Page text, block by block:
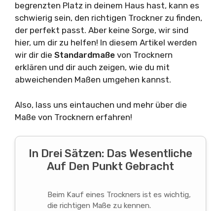
begrenzten Platz in deinem Haus hast, kann es
schwierig sein, den richtigen Trockner zu finden,
der perfekt passt. Aber keine Sorge, wir sind
hier, um dir zu helfen! In diesem Artikel werden
wir dir die Standardmaße von Trocknern
erklären und dir auch zeigen, wie du mit
abweichenden Maßen umgehen kannst.
Also, lass uns eintauchen und mehr über die
Maße von Trocknern erfahren!
In Drei Sätzen: Das Wesentliche
Auf Den Punkt Gebracht
Beim Kauf eines Trockners ist es wichtig,
die richtigen Maße zu kennen.